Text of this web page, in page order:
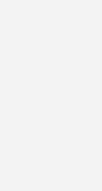
gibt, wie z. B. ein
mit, zeigt ihnen gerade die
müssen uns gut darstellen.
über das Internet,
Nachfrage auf unserer
sie in die
jetzt der Übergang von
nicht nach. Das können wir
hier die Auffassung,
als 2000 Schülern einen
wir auch gute Erfolge.